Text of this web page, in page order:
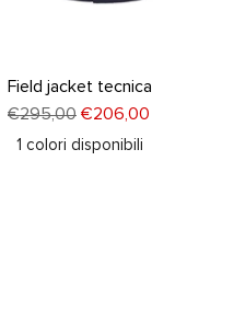
Field jacket tecnica
€295,00 €206,00
1 colori disponibili